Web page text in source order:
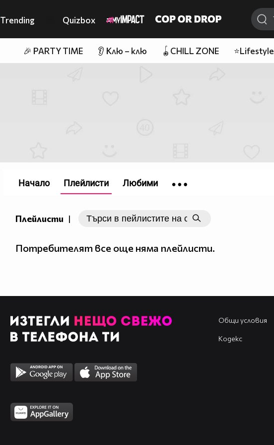
Trending Quizbox
🎉 PARTY TIME 👂 Клю – клю 🪀CHILL ZONE ⭐Lifestyle
Плейлисти |
Потребителят все още няма плейлисти.
Начало Плейлисти Любими
Общи условия
Кодекс